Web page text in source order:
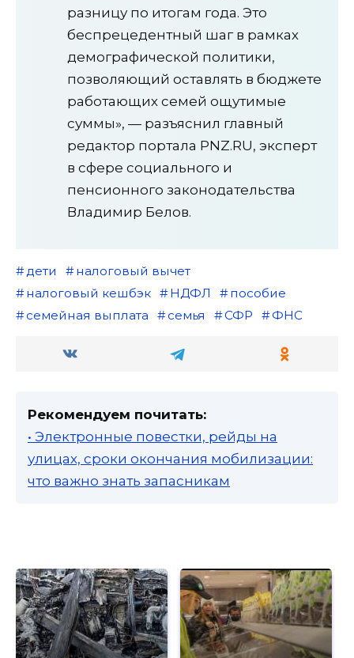
разницу по итогам года. Это
беспрецедентный шаг в рамках
демографической политики,
позволяющий оставлять в бюджете
работающих семей ощутимые
суммы», — разъяснил главный
редактор портала PNZ.RU, эксперт
в сфере социального и
пенсионного законодательства
Владимир Белов.
дети
налоговый вычет
налоговый кешбэк
НДФЛ
пособие
семейная выплата
семья СФР ФНС
Рекомендуем почитать:
• Электронные повестки, рейды на
улицах, сроки окончания мобилизации:
что важно знать запасникам